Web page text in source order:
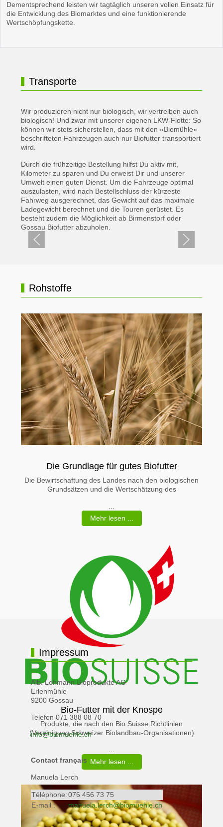
Dementsprechend leisten wir tagtäglich unseren vollen Einsatz für
die Entwicklung des Biomarktes und eine funktionierende
Wertschöpfungskette.
Transporte
Wir produzieren nicht nur biologisch, wir vertreiben auch
biologisch! Und zwar mit unserer eigenen LKW-Flotte: So
können wir stets sicherstellen, dass mit den «Biomühle»
beschrifteten Fahrzeugen auch nur Biofutter transportiert
wird.
Durch die frühzeitige Bestellung hilfst Du aktiv mit,
Kilometer zu sparen und Du erweist Dir und unserer
Umwelt einen guten Dienst. Um die Fahrzeuge optimal
auszulasten, wird nach Bestellschluss der kürzeste
Fahrweg ausgerechnet, das Gewicht auf das maximale
Ladegewicht berechnet und die Touren gerüstet. Es
besteht zudem die Möglichkeit ab Birmenstorf oder
Gossau Biofutter abzuholen.
Rohstoffe
Die Grundlage für gutes Biofutter
Die Bewirtschaftung des Landes nach den biologischen
Grundsätzen und die Wertschätzung des
Mehr lesen ...
Bio-Futter mit der Knospe
Produkte, die nach den Bio Suisse Richtlinien
(Vereinigung Schweizer Biolandbau-Organisationen)
Mehr lesen ...
Impressum
Alb. Lehmann Bioprodukte AG
Erlenmühle
9200 Gossau
Telefon 071 388 08 70
info@biomuehle.ch
Contact français
Manuela Lerch
Téléphone:076 456 73 75
E-mail :
manuela.lerch@biomuehle.ch